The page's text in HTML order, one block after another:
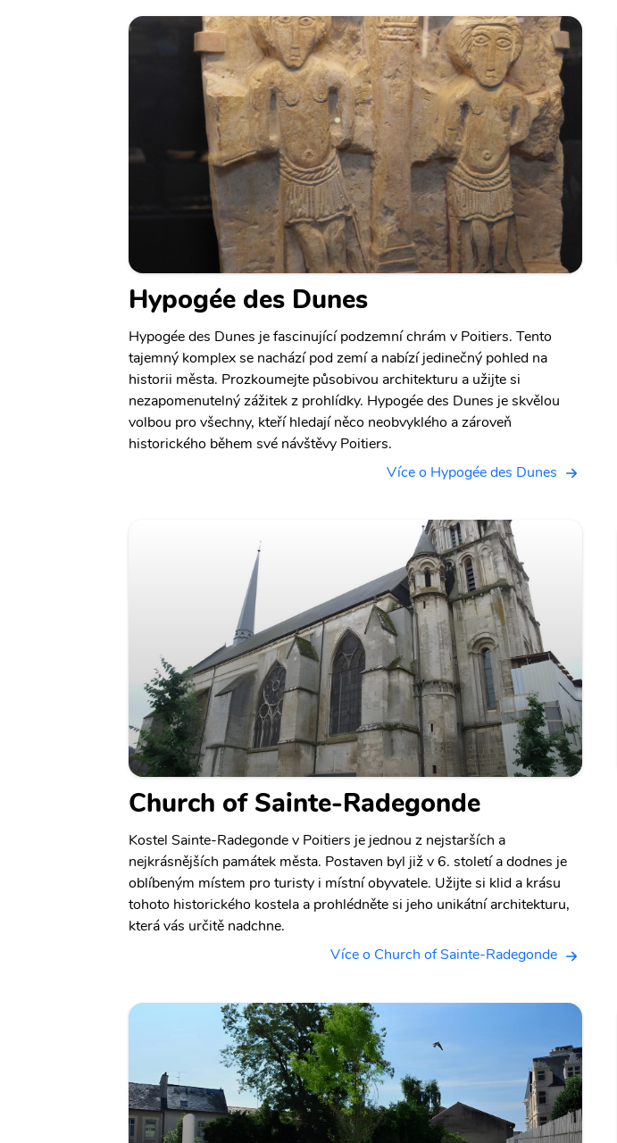
Hypogée des Dunes
Hypogée des Dunes je fascinující podzemní chrám v Poitiers. Tento
tajemný komplex se nachází pod zemí a nabízí jedinečný pohled na
historii města. Prozkoumejte působivou architekturu a užijte si
nezapomenutelný zážitek z prohlídky. Hypogée des Dunes je skvělou
volbou pro všechny, kteří hledají něco neobvyklého a zároveň
historického během své návštěvy Poitiers.
Více o Hypogée des Dunes
Church of Sainte-Radegonde
Kostel Sainte-Radegonde v Poitiers je jednou z nejstarších a
nejkrásnějších památek města. Postaven byl již v 6. století a dodnes je
oblíbeným místem pro turisty i místní obyvatele. Užijte si klid a krásu
tohoto historického kostela a prohlédněte si jeho unikátní architekturu,
která vás určitě nadchne.
Více o Church of Sainte-Radegonde